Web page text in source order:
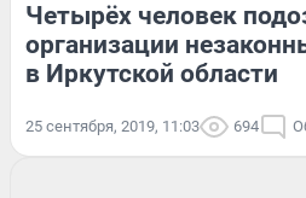
Четырёх человек
организации
в Иркутской области
25 сентября, 2019, 11:03 694